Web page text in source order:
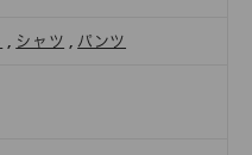
, シャツ , パンツ